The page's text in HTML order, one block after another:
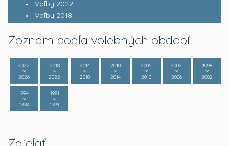
Voľby 2022
Voľby 2018
Zoznam podľa volebných období
2022
2026
2018
2022
2014
2018
2010
2014
2006
2010
2002
2006
1998
2002
1994
1998
1991
1994